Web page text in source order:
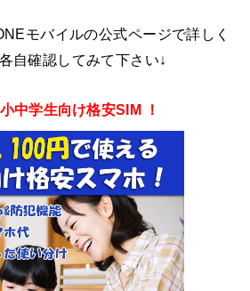
モバイルの公式ページで詳しく
自確認してみて下さい↓
中学生向け格安SIM ！